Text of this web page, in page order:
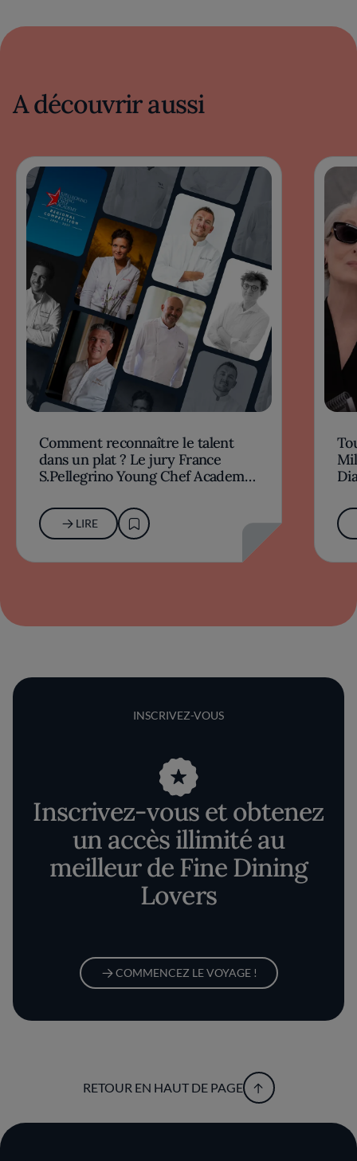
A découvrir aussi
Comment reconnaître le talent
dans un plat ? Le jury France
S.Pellegrino Young Chef Academy
LIRE
INSCRIVEZ-VOUS
Inscrivez-vous et obtenez
un accès illimité au
meilleur de Fine Dining
Lovers
COMMENCEZ LE VOYAGE !
RETOUR EN HAUT DE PAGE